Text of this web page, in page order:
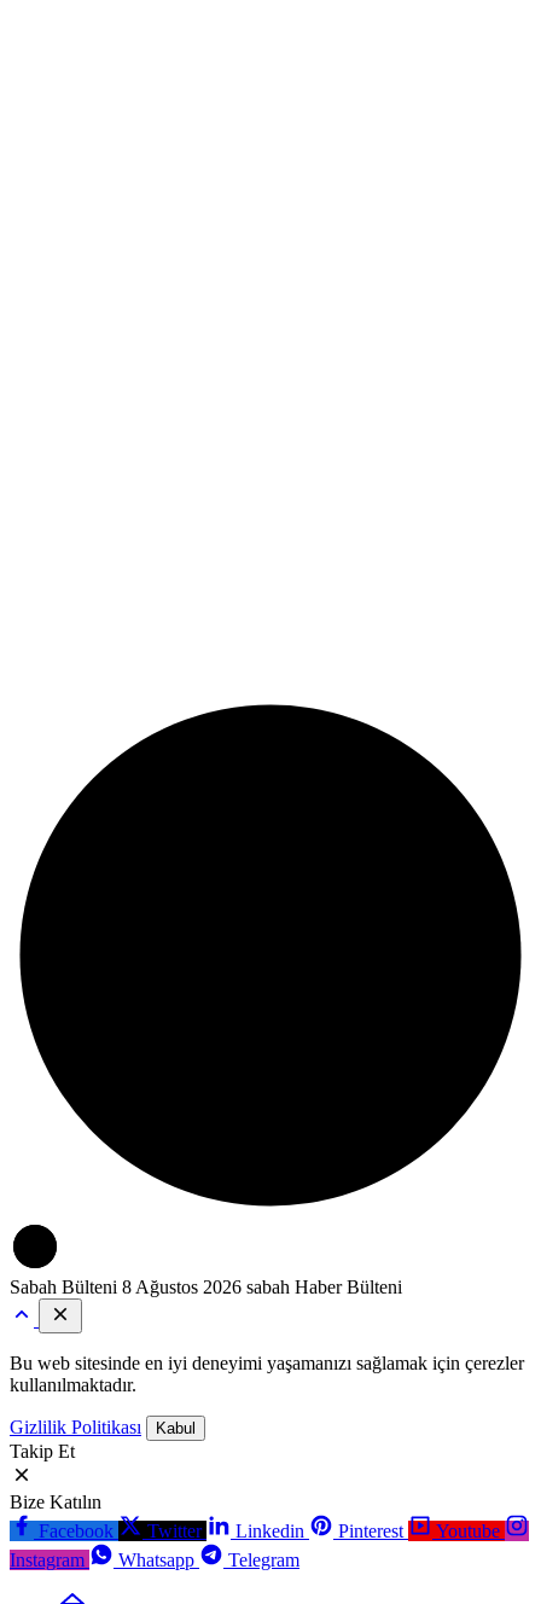
Sabah Bülteni 8 Ağustos 2026 sabah Haber Bülteni
Bu web sitesinde en iyi deneyimi yaşamanızı sağlamak için çerezler
kullanılmaktadır.
Gizlilik Politikası Kabul
Takip Et
Bize Katılın
Facebook
Twitter Linkedin Pinterest
Youtube
Instagram
Whatsapp Telegram